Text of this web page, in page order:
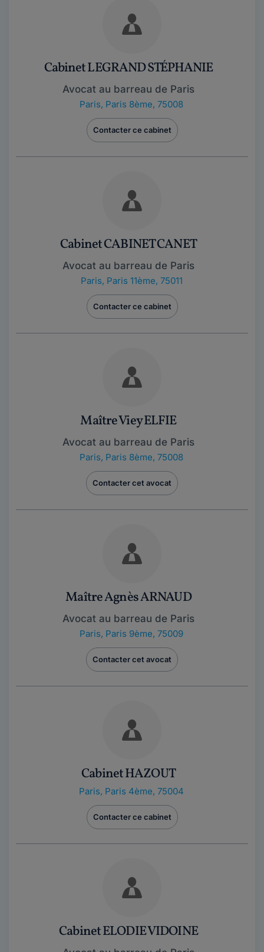
Cabinet LEGRAND STÉPHANIE
Avocat au barreau de Paris
Paris, Paris 8ème, 75008
Contacter ce cabinet
Cabinet CABINET CANET
Avocat au barreau de Paris
Paris, Paris 11ème, 75011
Contacter ce cabinet
Maître Viey ELFIE
Avocat au barreau de Paris
Paris, Paris 8ème, 75008
Contacter cet avocat
Maître Agnès ARNAUD
Avocat au barreau de Paris
Paris, Paris 9ème, 75009
Contacter cet avocat
Cabinet HAZOUT
Paris, Paris 4ème, 75004
Contacter ce cabinet
Cabinet ELODIE VIDOINE